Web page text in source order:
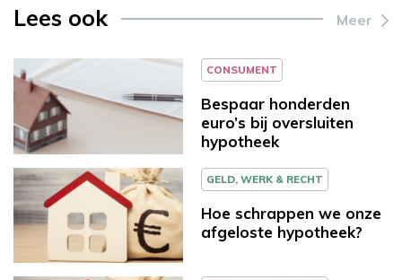
Lees ook Meer
CONSUMENT
Bespaar honderden
euro’s bij oversluiten
hypotheek
GELD, WERK & RECHT
Hoe schrappen we onze
afgeloste hypotheek?